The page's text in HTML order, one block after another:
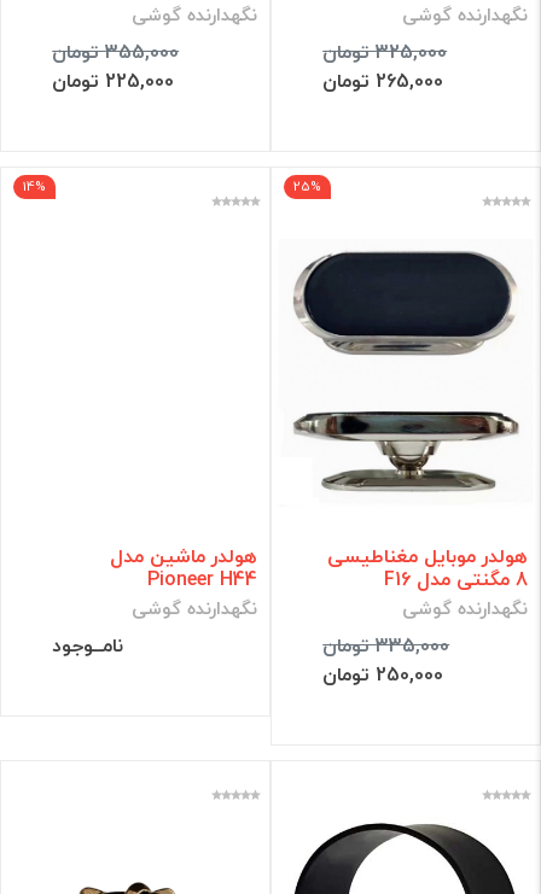
نگهدارنده گوشی
325,000 تومان
265,000 تومان
نگهدارنده گوشی
355,000 تومان
225,000 تومان
25%
هولدر موبایل مغناطیسی
8 مگنتی مدل F16
نگهدارنده گوشی
335,000 تومان
250,000 تومان
14%
هولدر ماشین مدل
Pioneer H44
نگهدارنده گوشی
نامــوجود